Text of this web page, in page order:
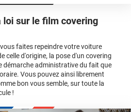
loi sur le film covering
faites repeindre votre voiture
celle d'origine, la pose d'un covering
démarche administrative du fait que
Vous pouvez ainsi librement
bon vous semble, sur toute la
!
du parechoc arrière, en passant par le
par 3.
conseillers
la peinture d'origine, pour la garder en
à tout moment
cher
calculateur